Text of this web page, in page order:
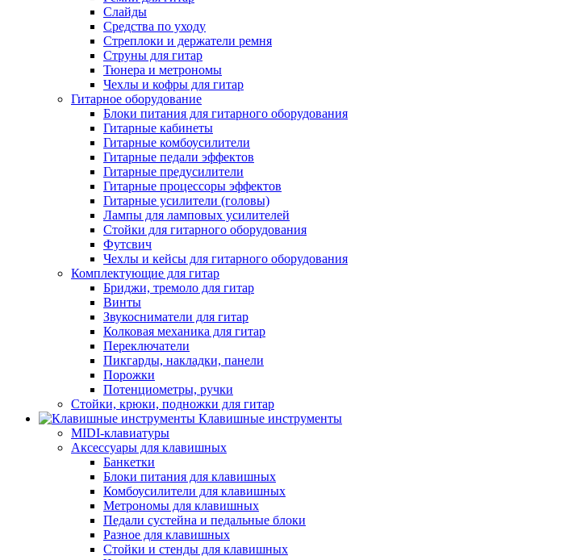
Слайды
Средства по уходу
Стреплоки и держатели ремня
Струны для гитар
Тюнера и метрономы
Чехлы и кофры для гитар
Гитарное оборудование
Блоки питания для гитарного оборудования
Гитарные кабинеты
Гитарные комбоусилители
Гитарные педали эффектов
Гитарные предусилители
Гитарные процессоры эффектов
Гитарные усилители (головы)
Лампы для ламповых усилителей
Стойки для гитарного оборудования
Футсвич
Чехлы и кейсы для гитарного оборудования
Комплектующие для гитар
Бриджи, тремоло для гитар
Винты
Звукосниматели для гитар
Колковая механика для гитар
Переключатели
Пикгарды, накладки, панели
Порожки
Потенциометры, ручки
Стойки, крюки, подножки для гитар
Клавишные инструменты
MIDI-клавиатуры
Аксессуары для клавишных
Банкетки
Блоки питания для клавишных
Комбоусилители для клавишных
Метрономы для клавишных
Педали сустейна и педальные блоки
Разное для клавишных
Стойки и стенды для клавишных